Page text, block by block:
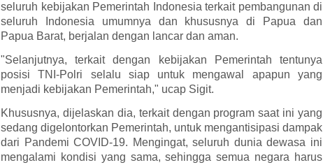
seluruh kebijakan Pemerintah Indonesia terkait pembangunan di
seluruh Indonesia umumnya dan khususnya di Papua dan
Papua Barat, berjalan dengan lancar dan aman.
"Selanjutnya, terkait dengan kebijakan Pemerintah tentunya
posisi TNI-Polri selalu siap untuk mengawal apapun yang
menjadi kebijakan Pemerintah," ucap Sigit.
Khususnya, dijelaskan dia, terkait dengan program saat ini yang
sedang digelontorkan Pemerintah, untuk mengantisipasi dampak
dari Pandemi COVID-19. Mengingat, seluruh dunia dewasa ini
mengalami kondisi yang sama, sehingga semua negara harus